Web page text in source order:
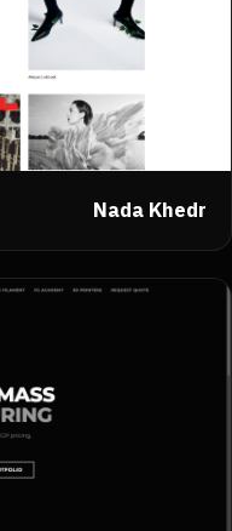
Nada Khedr